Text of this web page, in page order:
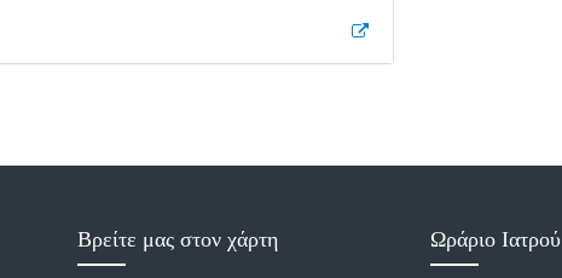
Βρείτε μας στον χάρτη Ωράριο Ιατρού